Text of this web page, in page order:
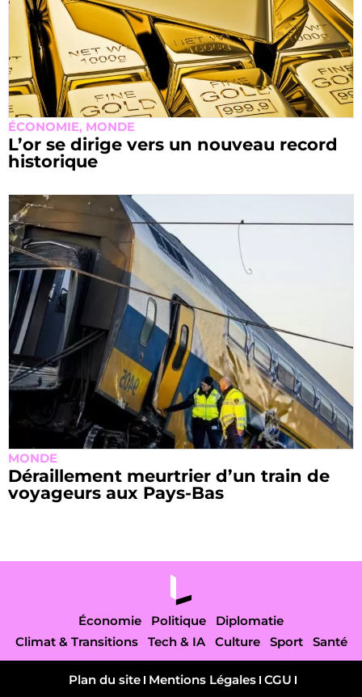
ÉCONOMIE, MONDE
L’or se dirige vers un nouveau record
historique
MONDE
Déraillement meurtrier d’un train de
voyageurs aux Pays-Bas
Économie Politique
Diplomatie
Climat & Transitions
Tech & IA Culture Sport Santé
Plan du site Mentions Légales CGU